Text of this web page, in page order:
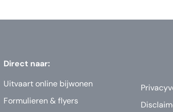
Direct naar:
Uitvaart online bijwonen
Formulieren & flyers